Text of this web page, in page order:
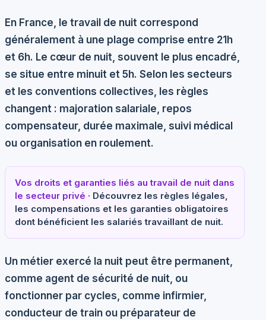
En France, le travail de nuit correspond
généralement à une plage comprise entre 21h
et 6h. Le cœur de nuit, souvent le plus encadré,
se situe entre minuit et 5h. Selon les secteurs
et les conventions collectives, les règles
changent : majoration salariale, repos
compensateur, durée maximale, suivi médical
ou organisation en roulement.
Vos droits et garanties liés au travail de nuit dans
le secteur privé · Découvrez les règles légales,
les compensations et les garanties obligatoires
dont bénéficient les salariés travaillant de nuit.
Un métier exercé la nuit peut être permanent,
comme agent de sécurité de nuit, ou
fonctionner par cycles, comme infirmier,
conducteur de train ou préparateur de